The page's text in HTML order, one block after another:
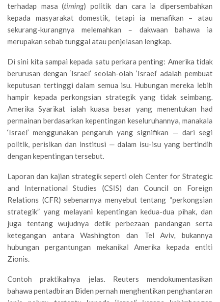
terhadap masa (timing) politik dan cara ia dipersembahkan
kepada masyarakat domestik, tetapi ia menafikan – atau
sekurang-kurangnya melemahkan – dakwaan bahawa ia
merupakan sebab tunggal atau penjelasan lengkap.
Di sini kita sampai kepada satu perkara penting: Amerika tidak
berurusan dengan ‘Israel’ seolah-olah ‘Israel’ adalah pembuat
keputusan tertinggi dalam semua isu. Hubungan mereka lebih
hampir kepada perkongsian strategik yang tidak seimbang.
Amerika Syarikat ialah kuasa besar yang menentukan had
permainan berdasarkan kepentingan keseluruhannya, manakala
‘Israel’ menggunakan pengaruh yang signifikan — dari segi
politik, perisikan dan institusi — dalam isu-isu yang bertindih
dengan kepentingan tersebut.
Laporan dan kajian strategik seperti oleh Center for Strategic
and International Studies (CSIS) dan Council on Foreign
Relations (CFR) sebenarnya menyebut tentang “perkongsian
strategik” yang melayani kepentingan kedua-dua pihak, dan
juga tentang wujudnya detik perbezaan pandangan serta
ketegangan antara Washington dan Tel Aviv, bukannya
hubungan pergantungan mekanikal Amerika kepada entiti
Zionis.
Contoh praktikalnya jelas. Reuters mendokumentasikan
bahawa pentadbiran Biden pernah menghentikan penghantaran